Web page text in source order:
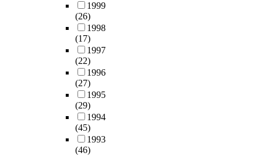
1999
(26)
1998
(17)
1997
(22)
1996
(27)
1995
(29)
1994
(45)
1993
(46)